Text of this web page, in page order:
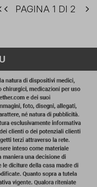
PAGINA 1 DI 2